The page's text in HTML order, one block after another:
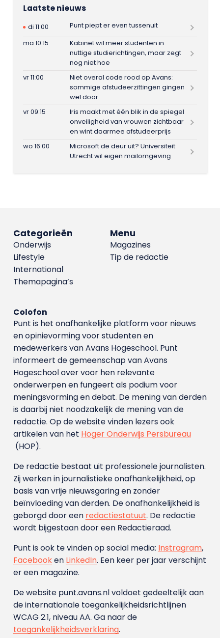
Laatste nieuws
di 11:00
Punt piept er even tussenuit
ma 10:15
Kabinet wil meer studenten in
nuttige studierichtingen, maar zegt
nog niet hoe
vr 11:00
Niet overal code rood op Avans:
sommige afstudeerzittingen gingen
wel door
vr 09:15
Iris maakt met één blik in de spiegel
onveiligheid van vrouwen zichtbaar
en wint daarmee afstudeerprijs
wo 16:00
Microsoft de deur uit? Universiteit
Utrecht wil eigen mailomgeving
Menu
Magazines
Tip de redactie
Categorieën
Onderwijs
Lifestyle
International
Themapagina’s
Colofon
Punt is het onafhankelijke platform voor nieuws
en opinievorming voor studenten en
medewerkers van Avans Hoge­school. Punt
informeert de gemeenschap van Avans
Hogeschool over voor hen relevante
onderwerpen en fungeert als podium voor
meningsvorming en debat. De mening van derden
is daarbij niet noodzakelijk de mening van de
redactie. Op de website vinden lezers ook
artikelen van het Hoger Onderwijs Persbureau
(HOP).
De redactie bestaat uit professionele journalisten.
Zij werken in journalistieke onafhankelijkheid, op
basis van vrije nieuwsgaring en zonder
beïnvloeding van derden. De onafhankelijkheid is
geborgd door een redactiestatuut. De redactie
wordt bijgestaan door een Redactieraad.
Punt is ook te vinden op social media: Instragram,
Facebooken LinkedIn. Een keer per jaar verschijnt
er een magazine.
De website punt.avans.nl voldoet gedeeltelijk aan
de internationale toegankelijkheidsrichtlijnen
WCAG 2.1, niveau AA. Ga naar de
toegankelijkheidsverklaring.